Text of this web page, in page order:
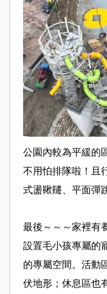
公園內較為平緩的
不用怕排隊啦！且
式盪鞦韆、平面彈
最後～～～家裡有
設置毛小孩專屬的
的專屬空間。活動
伏地形；休息區也